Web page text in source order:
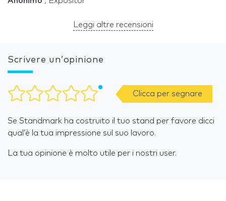
Leggi altre recensioni
Scrivere un’opinione
Clicca per segnare
Se Standmark ha costruito il tuo stand per favore dicci
qual’è la tua impressione sul suo lavoro.
La tua opinione è molto utile per i nostri user.